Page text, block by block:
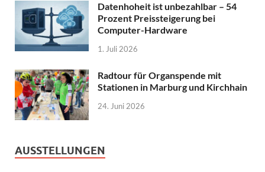
Datenhoheit ist unbezahlbar – 54
Prozent Preissteigerung bei
Computer-Hardware
1. Juli 2026
Radtour für Organspende mit
Stationen in Marburg und Kirchhain
24. Juni 2026
AUSSTELLUNGEN